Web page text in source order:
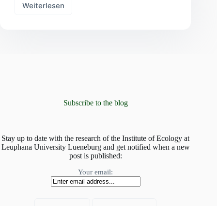
Weiterlesen
Die
Subscribe to the blog
Stay up to date with the research of the Institute of Ecology at
Leuphana University Lueneburg and get notified when a new
post is published:
Your email: